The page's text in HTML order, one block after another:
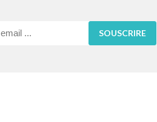
SOUSCRIRE